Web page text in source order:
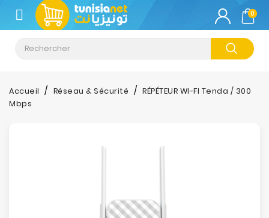
CATÉGORIE
Climatisation
Informatique
0
Accueil Réseau & Sécurité
RÉPÉTEUR WI-FI Tenda / 300
Mbps